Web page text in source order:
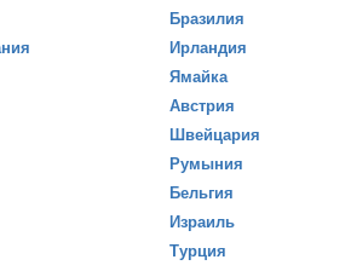
Бразилия
Ирландия
Ямайка
Австрия
Швейцария
Румыния
Бельгия
Израиль
Турция